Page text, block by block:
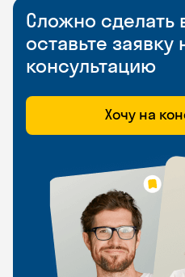
Сложно
оставьте
консультацию
Хочу на